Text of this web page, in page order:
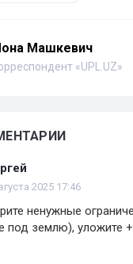
Машкевич
«UPL.UZ»
2025 17:46
ненужные
под землю), уложите